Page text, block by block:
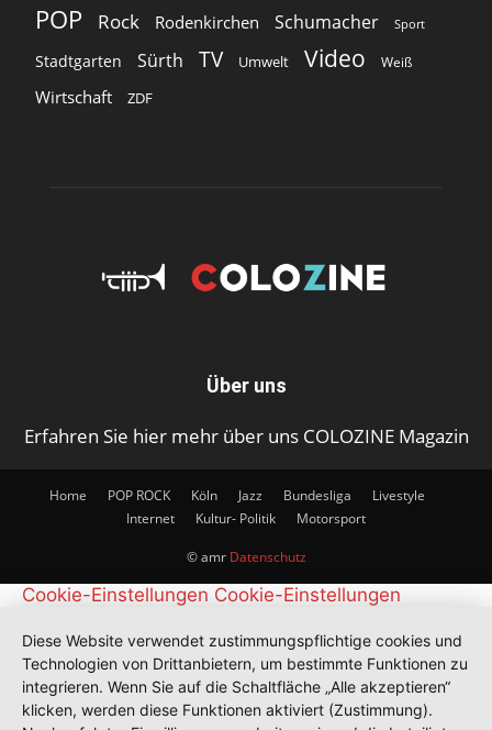
POP Rock Rodenkirchen Schumacher Sport
Stadtgarten Sürth TV Umwelt Video Weiß
Wirtschaft ZDF
Über uns
Erfahren Sie hier mehr über uns COLOZINE Magazin
Home POP ROCK Köln Jazz Bundesliga
Livestyle
Internet
Kultur- Politik Motorsport
© amr Datenschutz
Cookie-Einstellungen Cookie-Einstellungen
Diese Website verwendet zustimmungspflichtige cookies und
Technologien von Drittanbietern, um bestimmte Funktionen zu
integrieren. Wenn Sie auf die Schaltfläche „Alle akzeptieren“
klicken, werden diese Funktionen aktiviert (Zustimmung).